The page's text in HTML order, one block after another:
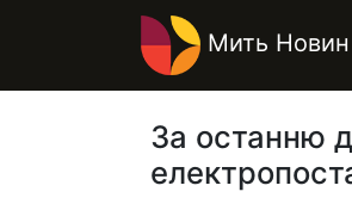
Мить Новин
За останню